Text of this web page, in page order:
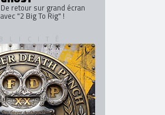
De retour sur grand écran
avec "2 Big To Rig" !